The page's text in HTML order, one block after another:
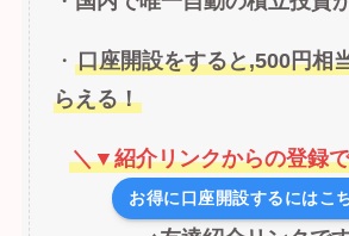
国内で唯一自動の積立投資
口座開設をすると,500円相
らえる！
＼▼紹介リンクからの登録
お得に口座開設するにはこ